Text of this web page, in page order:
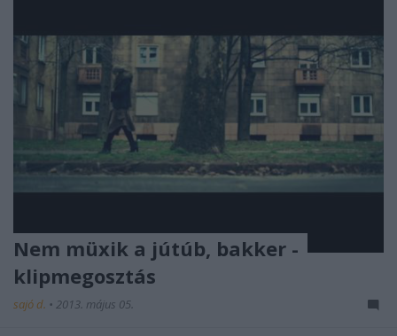
Nem müxik a jútúb, bakker -
klipmegosztás
sajó d. • 2013. május 05.